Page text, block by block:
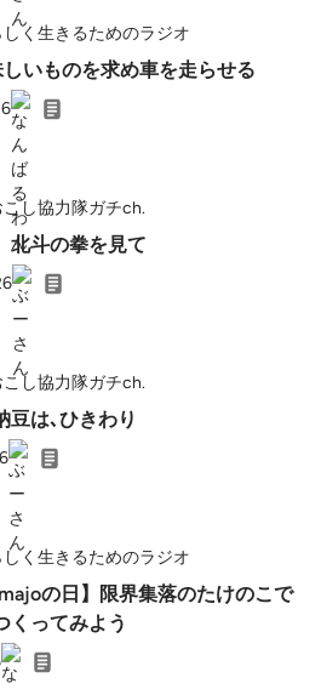
しく生きるためのラジオ
いものを求め車を走らせる
し協力隊ガチch.
北斗の拳を見て
し協力隊ガチch.
豆は､ひきわり
しく生きるためのラジオ
の日】限界集落のたけのこで
くってみよう